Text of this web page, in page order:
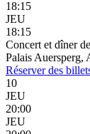
18:15
JEU
18:15
Concert et dîner
Palais Auersperg,
Réserverdes
10
JEU
20:00
JEU